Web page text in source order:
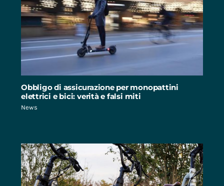
Obbligo di assicurazione per monopattini
elettrici e bici: verità e falsi miti
News